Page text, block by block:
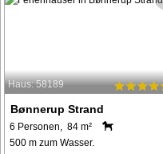
Haus: 58189
Bønnerup Strand
6 Personen, 84 m²
500 m zum Wasser.